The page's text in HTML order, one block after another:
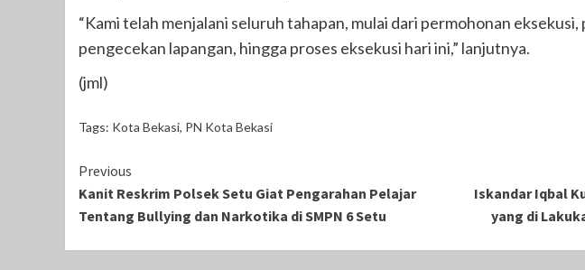
“Kami telah menjalani seluruh tahapan, mulai dari permohonan
pengecekan lapangan, hingga proses eksekusi hari ini,” lanjutnya.
(jml)
Tags: Kota Bekasi, PN Kota Bekasi
Continue
Reading
Previous
Kanit Reskrim Polsek Setu Giat Pengarahan Pelajar
Tentang Bullying dan Narkotika di SMPN 6 Setu
Iskandar Iqbal
yang di